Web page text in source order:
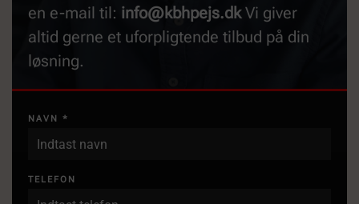
en e-mail til: info@kbhpejs.dkVi giver
altid gerne et uforpligtende tilbud på din
løsning.
NAVN *
TELEFON